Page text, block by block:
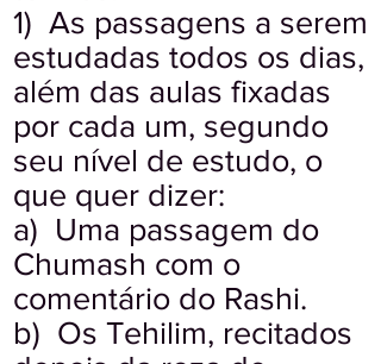
1) As passagens a serem
estudadas todos os dias,
além das aulas fixadas
por cada um, segundo
seu nível de estudo, o
que quer dizer:
a) Uma passagem do
Chumash com o
comentário do Rashi.
b) Os Tehilim, recitados